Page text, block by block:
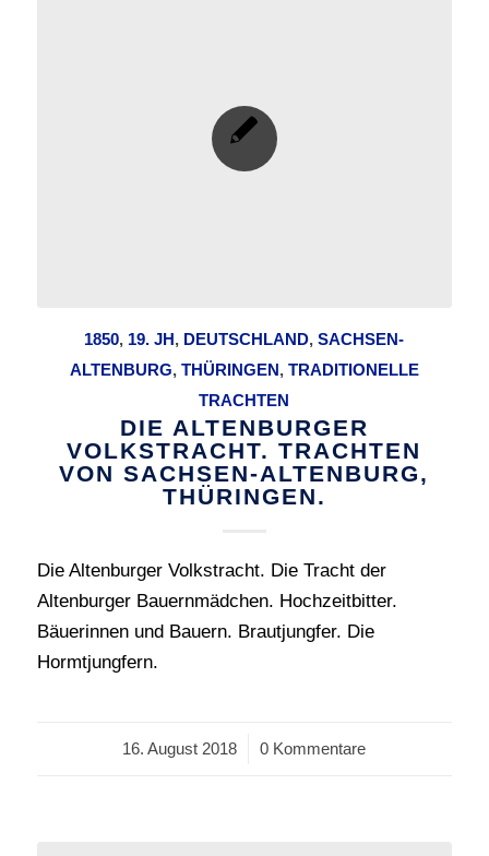
1850, 19. JH , DEUTSCHLAND,SACHSEN-
ALTENBURG, THÜRINGEN , TRADITIONELLE
TRACHTEN
DIE ALTENBURGER
VOLKSTRACHT. TRACHTEN
VON SACHSEN-ALTENBURG,
THÜRINGEN.
Die Altenburger Volkstracht. Die Tracht der
Altenburger Bauernmädchen. Hochzeitbitter.
Bäuerinnen und Bauern. Brautjungfer. Die
Hormtjungfern.
16. August 2018
/ 0 Kommentare